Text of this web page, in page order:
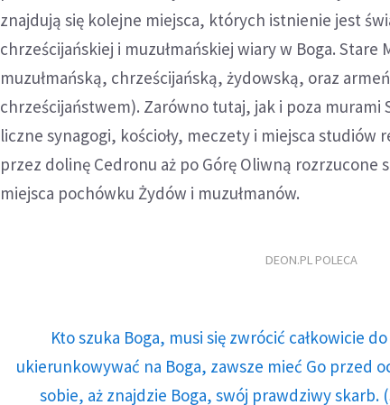
znajdują się kolejne miejsca, których istnienie jest
chrześcijańskiej i muzułmańskiej wiary w Boga. Stare
muzułmańską, chrześcijańską, żydowską, oraz
chrześcijaństwem). Zarówno tutaj, jak i poza murami
liczne synagogi, kościoły, meczety i miejsca studiów
przez dolinę Cedronu aż po Górę Oliwną rozrzucone
miejsca pochówku Żydów i muzułmanów.
DEON.PL POLECA
Kto szuka Boga, musi się zwrócić całkowicie
ukierunkowywać na Boga, zawsze mieć Go przed
sobie, aż znajdzie Boga, swój prawdziwy skarb.